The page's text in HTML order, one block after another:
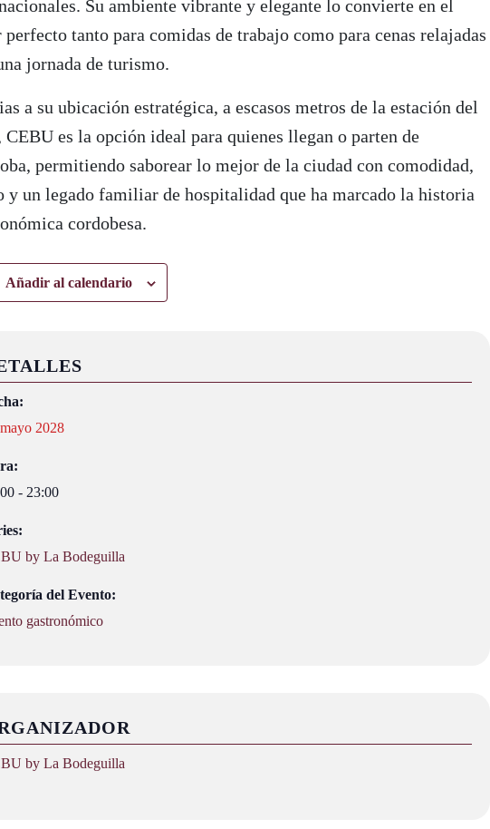
Su ambiente vibrante y elegante lo convierte en el
perfecto tanto para comidas de trabajo como para cenas relajadas
jornada de turismo.
a su ubicación estratégica, a escasos metros de la estación del
CEBU es la opción ideal para quienes llegan o parten de
permitiendo saborear lo mejor de la ciudad con comodidad,
y un legado familiar de hospitalidad que ha marcado la historia
cordobesa.
Añadir al calendario
2028
- 23:00
by La Bodeguilla
del Evento:
gastronómico
by La Bodeguilla